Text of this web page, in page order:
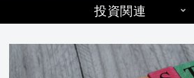
投資関連